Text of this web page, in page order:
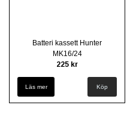
Batteri kassett Hunter
MK16/24
225 kr
Läs mer